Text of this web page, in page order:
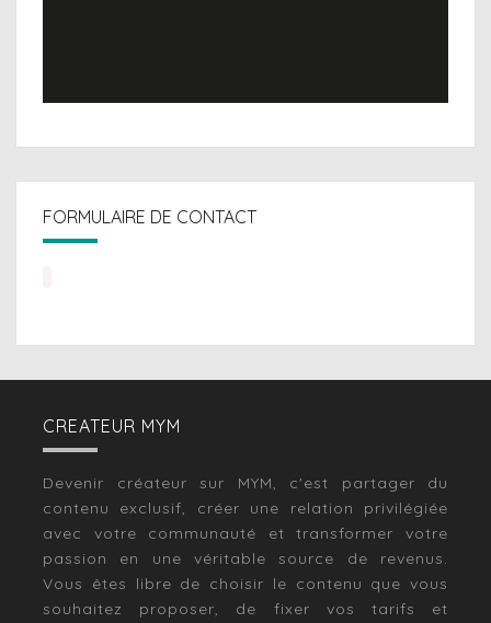
FORMULAIRE DE CONTACT
CREATEUR MYM
Devenir créateur sur MYM, c'est partager du
contenu exclusif, créer une relation privilégiée
avec votre communauté et transformer votre
passion en une véritable source de revenus.
Vous êtes libre de choisir le contenu que vous
souhaitez proposer, de fixer vos tarifs et